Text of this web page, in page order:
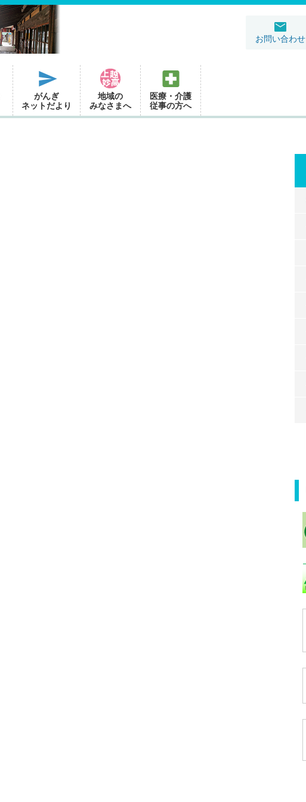
お問い合わせ
がんぎ
ネットだより
地域の
みなさまへ
医療・介護
従事の方へ